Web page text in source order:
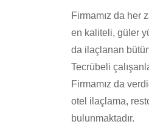
Firmamız da her
en kaliteli, güler
da ilaçlanan
Tecrübeli
Firmamız da
otel ilaçlama,
bulunmaktadır.